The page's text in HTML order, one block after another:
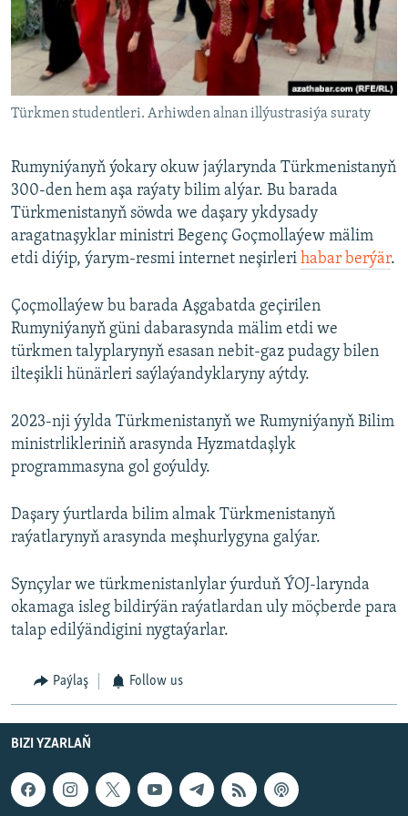
Türkmen studentleri. Arhiwden alnan illýustrasiýa suraty
Rumyniýanyň ýokary okuw jaýlarynda Türkmenistanyň
300-den hem aşa raýaty bilim alýar. Bu barada
Türkmenistanyň söwda we daşary ykdysady
aragatnaşyklar ministri Begenç Goçmollaýew mälim
etdi diýip, ýarym-resmi internet neşirleri habar berýär.
Çoçmollaýew bu barada Aşgabatda geçirilen
Rumyniýanyň güni dabarasynda mälim etdi we
türkmen talyplarynyň esasan nebit-gaz pudagy bilen
ilteşikli hünärleri saýlaýandyklaryny aýtdy.
2023-nji ýylda Türkmenistanyň we Rumyniýanyň Bilim
ministrlikleriniň arasynda Hyzmatdaşlyk
programmasyna gol goýuldy.
Daşary ýurtlarda bilim almak Türkmenistanyň
raýatlarynyň arasynda meşhurlygyna galýar.
Synçylar we türkmenistanlylar ýurduň ÝOJ-larynda
okamaga isleg bildirýän raýatlardan uly möçberde para
talap edilýändigini nygtaýarlar.
Paýlaş Follow us
BIZI YZARLAŇ